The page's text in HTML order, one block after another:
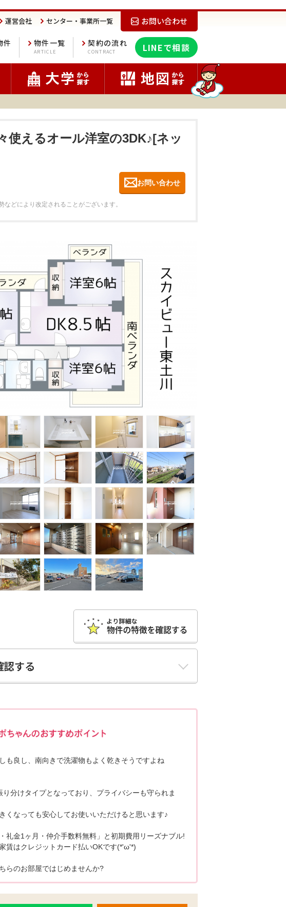
お問い合わせ
センター・事業所一覧
運営会社
LINEで相談
契約の流れ
CONTRACT
物件一覧
ARTICLE
件
使えるオール洋室の3DK♪[ネッ
お問い合わせ
どにより改定されることがございます。
も良し、南向きで洗濯物もよく乾きそうですよね
り分けタイプとなっており、プライバシーも守られま
くなっても安心してお使いいただけると思います♪
・礼金1ヶ月・仲介手数料無料」と初期費用リーズナブル!
賃はクレジットカード払いOKです(*'ω'*)
らのお部屋ではじめませんか?